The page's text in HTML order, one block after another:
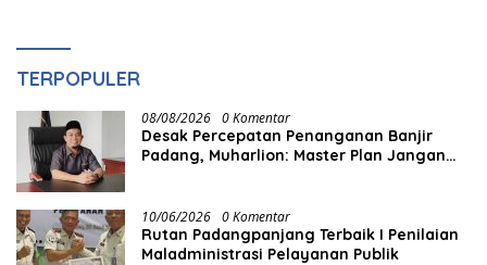
TERPOPULER
08/08/2026 0 Komentar
Desak Percepatan Penanganan Banjir
Padang, Muharlion: Master Plan Jangan
10/06/2026 0 Komentar
Rutan Padangpanjang Terbaik I Penilaian
Maladministrasi Pelayanan Publik